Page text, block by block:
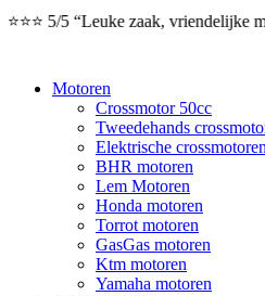
5/5 “Leuke zaak, vriendelijke
Motoren
Crossmotor 50cc
Tweedehands
Elektrische
BHR motoren
Lem Motoren
Honda motoren
Torrot motoren
GasGas motoren
Ktm motoren
Yamaha motoren